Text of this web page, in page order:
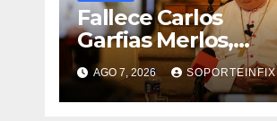
Fallece Carlos
Garfias Merlos,
arzobispo emérito
de Morelia
AGO 7, 2026 SOPORTEINFIX